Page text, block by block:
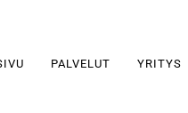
PALVELUT YRITYS